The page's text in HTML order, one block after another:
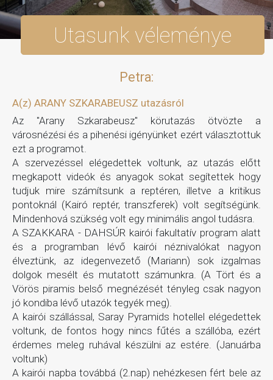
Utasunk véleménye
Petra:
A(z) ARANY SZKARABEUSZ utazásról
Az "Arany Szkarabeusz" körutazás ötvözte a
városnézési és a pihenési igényünket ezért választottuk
ezt a programot.
A szervezéssel elégedettek voltunk, az utazás előtt
megkapott videók és anyagok sokat segítettek hogy
tudjuk mire számítsunk a reptéren, illetve a kritikus
pontoknál (Kairó reptér, transzferek) volt segítségünk.
Mindenhová szükség volt egy minimális angol tudásra.
A SZAKKARA - DAHSÚR kairói fakultatív program alatt
és a programban lévő kairói néznivalókat nagyon
élveztünk, az idegenvezető (Mariann) sok izgalmas
dolgok mesélt és mutatott számunkra. (A Tört és a
Vörös piramis belső megnézését tényleg csak nagyon
jó kondiba lévő utazók tegyék meg).
A kairói szállással, Saray Pyramids hotellel elégedettek
voltunk, de fontos hogy nincs fűtés a szállóba, ezért
érdemes meleg ruhával készülni az estére. (Januárba
voltunk)
A kairói napba továbbá (2.nap) nehézkesen fért bele az